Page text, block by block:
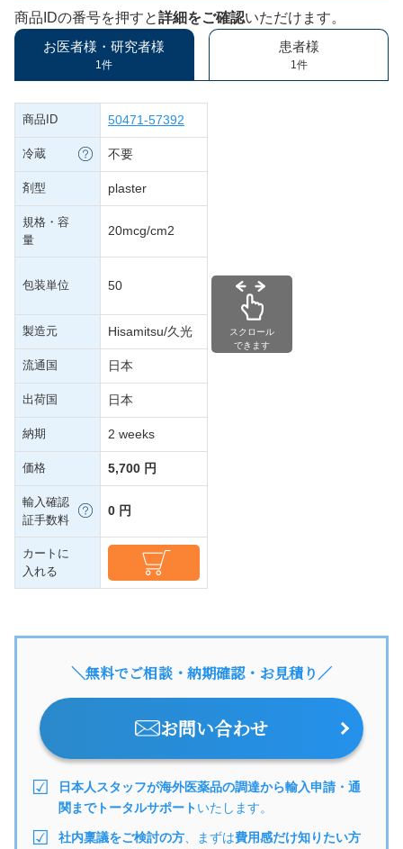
商品IDの番号を押すと詳細をご確認いただけます。
お医者様・研究者様
1件
患者様
1件
商品ID 50471-57392
冷蔵 不要
剤型 plaster
規格・容
量
20mcg/cm2
包装単位 50
製造元 Hisamitsu/久光
流通国 日本
出荷国 日本
納期 2 weeks
価格 5,700 円
輸入確認
証手数料
0 円
カートに
入れる
スクロール
できます
＼無料でご相談・納期確認・お見積り／
お問い合わせ
日本人スタッフが海外医薬品の調達から輸入申請・通
関までトータルサポートいたします。
社内稟議をご検討の方 、まずは費用感だけ知りたい方